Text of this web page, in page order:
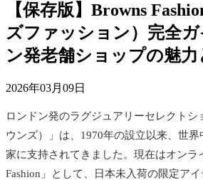
【保存版】Browns
ズファッション）完全
ン発老舗ショップの魅力
2026年03月09日
ロンドン発のラグジュアリーセレクトシ
ウンズ）」は、1970年の設立以来、世
家に支持されてきました。現在はオンラ
Fashion」として、日本未入荷の限定ア